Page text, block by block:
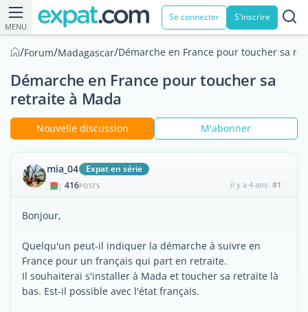
MENU
Se connecter S'inscrire
/Forum/Madagascar/Démarche en France pour toucher sa
Démarche en France pour toucher sa
retraite à Mada
Nouvelle discussion M'abonner
mia_04 Expat en série
| 416POSTS il y a 4 ans #1
Bonjour,
Quelqu'un peut-il indiquer la démarche à suivre en
France pour un français qui part en retraite.
Il souhaiterai s'installer à Mada et toucher sa retraite là
bas. Est-il possible avec l'état français.